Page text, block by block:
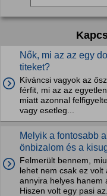
Nők, mi az az egy
titeket?
Kíváncsi vagyok az
férfit, mi az az
miatt azonnal
vagy esetleg...
Melyik a fontosabb
önbizalom és a
Felmerült bennem,
lehet nem csak ez
annyira helyes hanem
Hiszen volt egy pasi